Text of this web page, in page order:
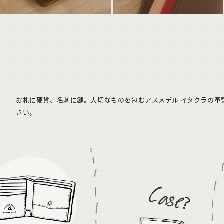
お札に硬貨、名刺に鍵。大切なものを包むアスメデル イタクラの
さい。